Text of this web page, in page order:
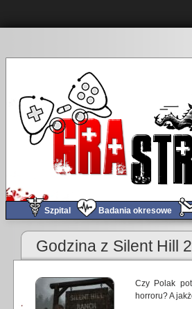
Szpital Badania okresowe
Godzina z Silent Hill
Czy Polak
horroru? A